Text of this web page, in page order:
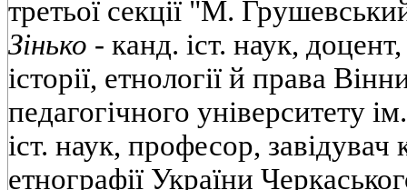
третьої секції "М.
Зінько - канд. іст. наук,
історії, етнології й права
педагогічного університету
іст. наук, професор, завідувач
етнографії України